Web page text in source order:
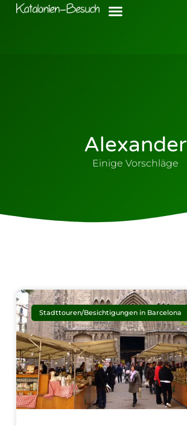
Alexander
Einige Vorschläge
Stadttouren/Besichtigungen in Barcelona